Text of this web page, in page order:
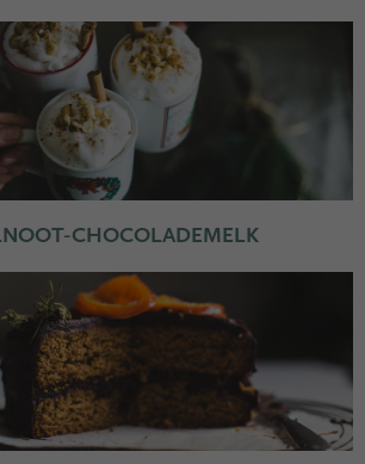
CHOCOLADEMELK